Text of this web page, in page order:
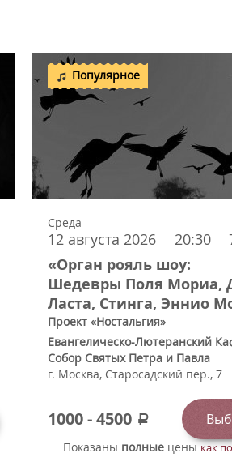
Популярное
Среда
12 августа 2026 20:30
«Орган рояль шоу:
Шедевры Поля Мориа,
Ласта, Стинга, Эннио
Проект «Ностальгия»
Евангелическо-Лютеранский
Собор Святых Петра и Павла
г. Москва, Старосадский пер., 7
1000-4500 a
Показаны полныеценыкак